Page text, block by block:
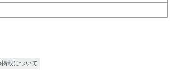
載について